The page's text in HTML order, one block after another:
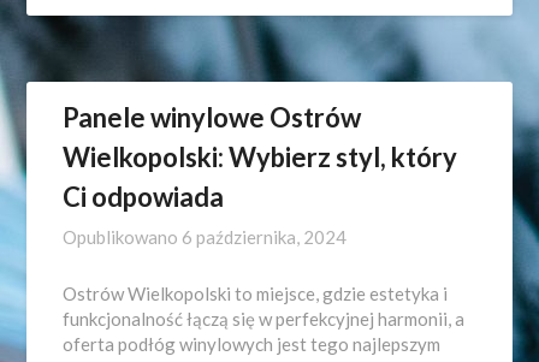
Panele winylowe Ostrów
Wielkopolski: Wybierz styl, który
Ci odpowiada
Opublikowano 6 października, 2024
Ostrów Wielkopolski to miejsce, gdzie estetyka i
funkcjonalność łączą się w perfekcyjnej harmonii, a
oferta podłóg winylowych jest tego najlepszym